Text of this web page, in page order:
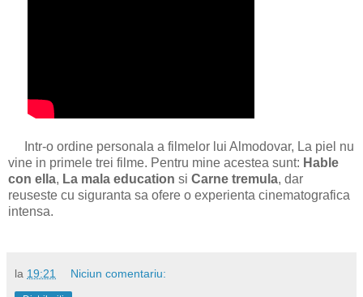
Intr-o ordine personala a filmelor lui Almodovar, La piel nu
vine in primele trei filme. Pentru mine acestea sunt: Hable
con ella, La mala education si Carne tremula, dar
reuseste cu siguranta sa ofere o experienta cinematografica
intensa.
la 19:21 Niciun comentariu: